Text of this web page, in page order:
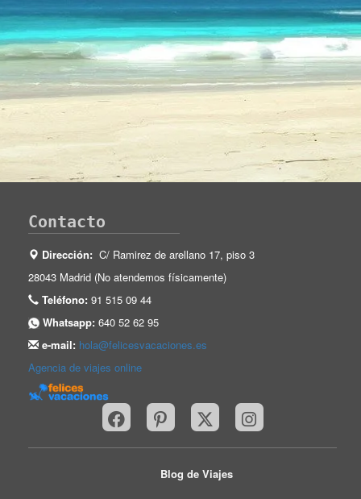
Contacto
Dirección: C/ Ramirez de arellano 17, piso 3
28043 Madrid (No atendemos físicamente)
Teléfono: 91 515 09 44
Whatsapp: 640 52 62 95
e-mail: hola@felicesvacaciones.es
Agencia de viajes online
Blog de Viajes